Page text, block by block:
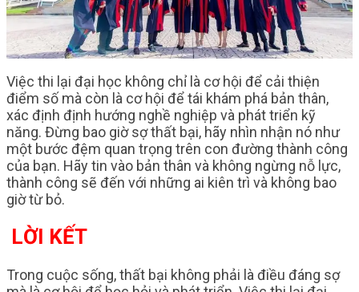
Việc thi lại đại học không chỉ là cơ hội để cải thiện
điểm số mà còn là cơ hội để tái khám phá bản thân,
xác định định hướng nghề nghiệp và phát triển kỹ
năng. Đừng bao giờ sợ thất bại, hãy nhìn nhận nó như
một bước đệm quan trọng trên con đường thành công
của bạn. Hãy tin vào bản thân và không ngừng nỗ lực,
thành công sẽ đến với những ai kiên trì và không bao
giờ từ bỏ.
LỜI KẾT
Trong cuộc sống, thất bại không phải là điều đáng sợ